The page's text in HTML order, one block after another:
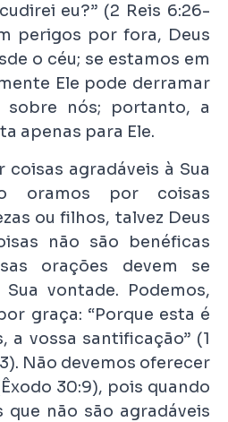
eu?” (2 Reis 6:26-
perigos por fora, Deus
o céu; se estamos em
Ele pode derramar
nós; portanto, a
apenas para Ele.
coisas agradáveis à Sua
oramos por coisas
ou filhos, talvez Deus
não são benéficas
orações devem se
vontade. Podemos,
graça: “Porque esta é
a vossa santificação” (1
Não devemos oferecer
30:9), pois quando
não são agradáveis